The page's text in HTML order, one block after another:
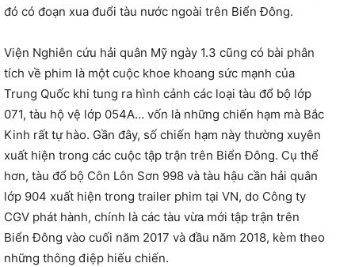
đó có đoạn xua đuổi tàu nước ngoài trên Biển Đông.
Viện Nghiên cứu hải quân Mỹ ngày 1.3 cũng có bài phân
tích về phim là một cuộc khoe khoang sức mạnh của
Trung Quốc khi tung ra hình cảnh các loại tàu đổ bộ lớp
071, tàu hộ vệ lớp 054A… vốn là những chiến hạm mà Bắc
Kinh rất tự hào. Gần đây, số chiến hạm này thường xuyên
xuất hiện trong các cuộc tập trận trên Biển Đông. Cụ thể
hơn, tàu đổ bộ Côn Lôn Sơn 998 và tàu hậu cần hải quân
lớp 904 xuất hiện trong trailer phim tại VN, do Công ty
CGV phát hành, chính là các tàu vừa mới tập trận trên
Biển Đông vào cuối năm 2017 và đầu năm 2018, kèm theo
những thông điệp hiếu chiến.